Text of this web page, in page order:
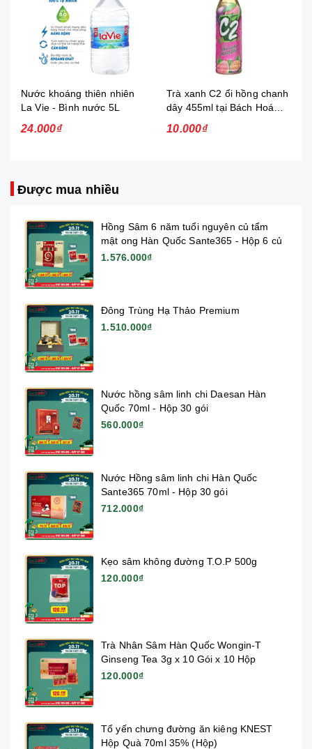
Nước khoáng thiên nhiên
La Vie - Bình nước 5L
24.000₫
Trà xanh C2 ổi hồng chanh
dây 455ml tại Bách Hoá
10.000₫
Được mua nhiều
Hồng Sâm 6 năm tuổi nguyên củ tẩm
mật ong Hàn Quốc Sante365 - Hộp 6 củ
1.576.000₫
Đông Trùng Hạ Thảo Premium
1.510.000₫
Nước hồng sâm linh chi Daesan Hàn
Quốc 70ml - Hộp 30 gói
560.000₫
Nước Hồng sâm linh chi Hàn Quốc
Sante365 70ml - Hộp 30 gói
712.000₫
Kẹo sâm không đường T.O.P 500g
120.000₫
Trà Nhân Sâm Hàn Quốc Wongin-T
Ginseng Tea 3g x 10 Gói x 10 Hộp
120.000₫
Tổ yến chưng đường ăn kiêng KNEST
Hộp Quà 70ml 35% (Hộp)